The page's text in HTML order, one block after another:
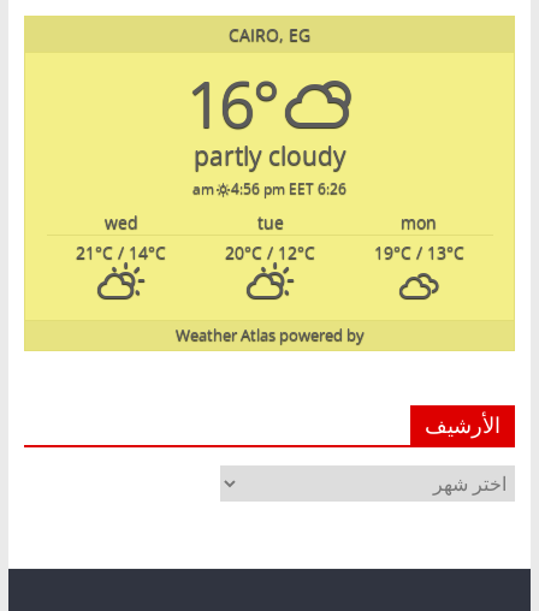
CAIRO, EG
16°
partly cloudy
6:26 am
4:56 pm EET
mon
tue
wed
19°C/ 13°C
20°C / 12°C
21°C / 14°C
powered by
Weather Atlas
الأرشيف
الأرشيف